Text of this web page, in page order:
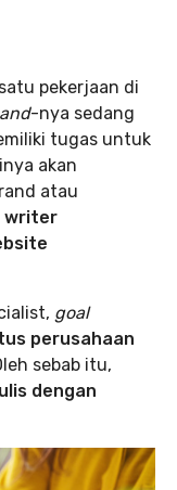
pekerjaan di
-nya sedang
tugas untuk
akan
atau
writer
goal
perusahaan
sebab itu,
dengan